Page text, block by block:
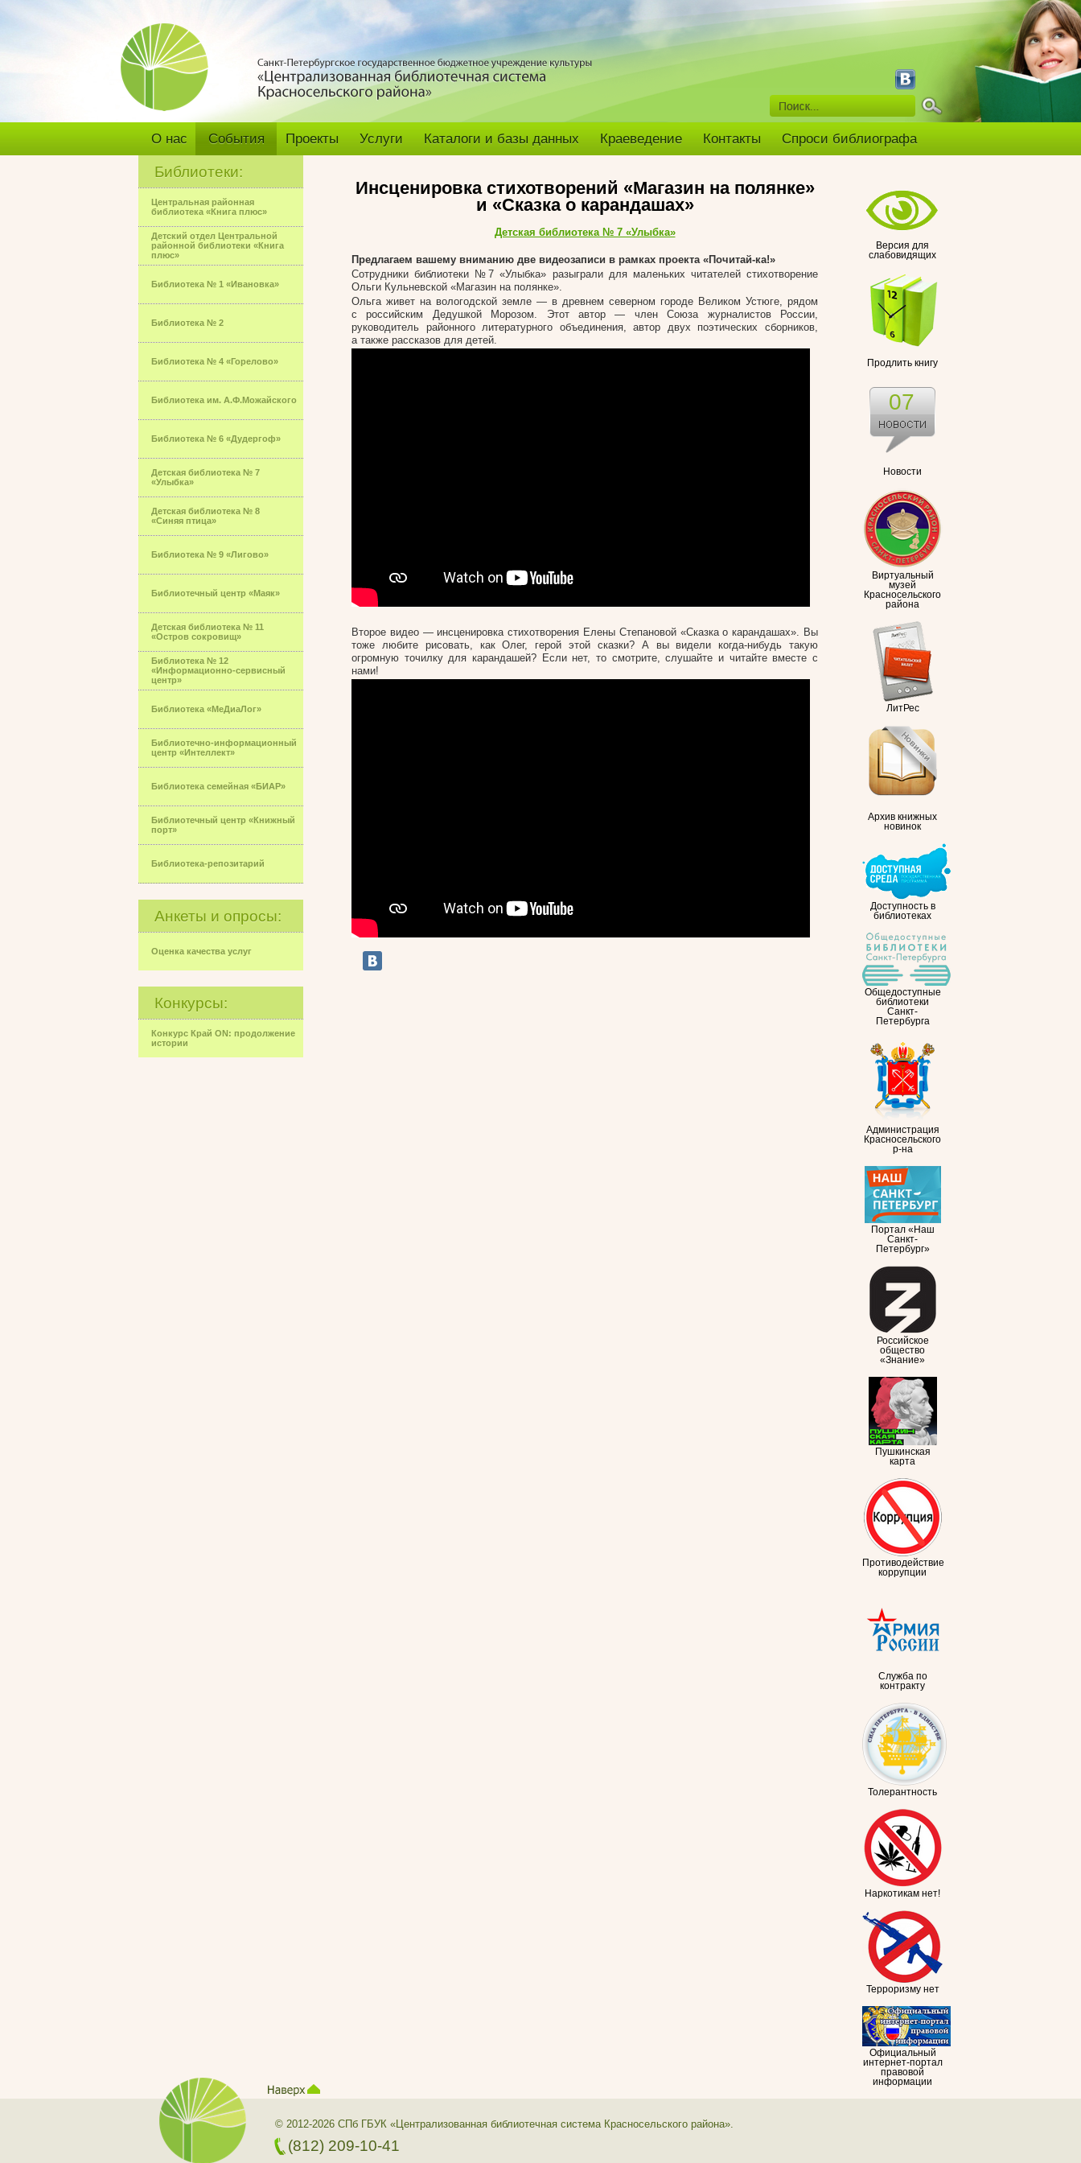
О нас События Проекты Услуги Каталоги и базы данных Краеведение Контакты Спроси библиографа
Библиотеки:
Центральная районная
библиотека «Книга плюс»
Детский отдел Центральной
районной библиотеки «Книга
плюс»
Библиотека № 1 «Ивановка»
Библиотека № 2
Библиотека № 4 «Горелово»
Библиотека им. А.Ф.Можайского
Библиотека № 6 «Дудергоф»
Детская библиотека № 7
«Улыбка»
Детская библиотека № 8
«Синяя птица»
Библиотека № 9 «Лигово»
Библиотечный центр «Маяк»
Детская библиотека № 11
«Остров сокровищ»
Библиотека № 12
«Информационно-сервисный
центр»
Библиотека «МеДиаЛог»
Библиотечно-информационный
центр «Интеллект»
Библиотека семейная «БИАР»
Библиотечный центр «Книжный
порт»
Библиотека-репозитарий
Анкеты и опросы:
Оценка качества услуг
Конкурсы:
Конкурс Край ON: продолжение
истории
Версия для
слабовидящих
Продлить книгу
Новости
07
Виртуальный
музей
Красносельского
района
ЛитРес
Архив книжных
новинок
Доступность в
библиотеках
Общедоступные
библиотеки
Санкт-
Петербурга
Администрация
Красносельского
р-на
Портал «Наш
Санкт-
Петербург»
Российское
общество
«Знание»
Пушкинская
карта
Противодействие
коррупции
Служба по
контракту
Толерантность
Наркотикам нет!
Терроризму нет
Официальный
интернет-портал
правовой
информации
Инсценировка стихотворений «Магазин на полянке»
и «Сказка о карандашах»
Детская библиотека № 7 «Улыбка»
Предлагаем вашему вниманию две видеозаписи в рамках проекта «Почитай-ка!»
Сотрудники библиотеки №7 «Улыбка» разыграли для маленьких читателей стихотворение
Ольги Кульневской «Магазин на полянке».
Ольга живет на вологодской земле — в древнем северном городе Великом Устюге, рядом
с
российским Дедушкой Морозом. Этот автор — член Союза журналистов России,
руководитель районного литературного объединения, автор двух поэтических сборников,
а также рассказов для детей.
Второе видео — инсценировка стихотворения Елены Степановой «Сказка о карандашах». Вы
тоже любите рисовать, как Олег, герой этой сказки? А вы видели когда-нибудь такую
огромную точилку для карандашей? Если нет, то смотрите, слушайте и читайте вместе с
нами!
© 2012-2026 СПб ГБУК «Централизованная библиотечная система Красносельского района».
(812) 209-10-41